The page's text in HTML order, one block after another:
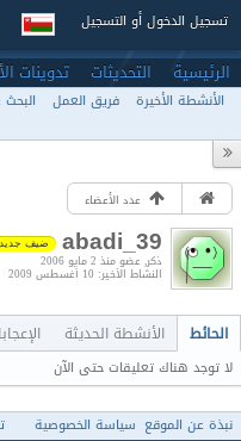
تسجيل الدخول أو التسجيل
الرئيسية التحديثات تدوينات
الأنشطة الأخيرة فريق العمل
عدد الأعضاء
abadi_39 ضيف جديد
ذكر عضو منذ 2 مايو 2006
النشاط الأخير 10 أغسطس 2009
الحائط الأنشطة الحديثة
لا توجد هناك تعليقات حتى الآن
نبذة عن الموقع سياسة الخصوصية